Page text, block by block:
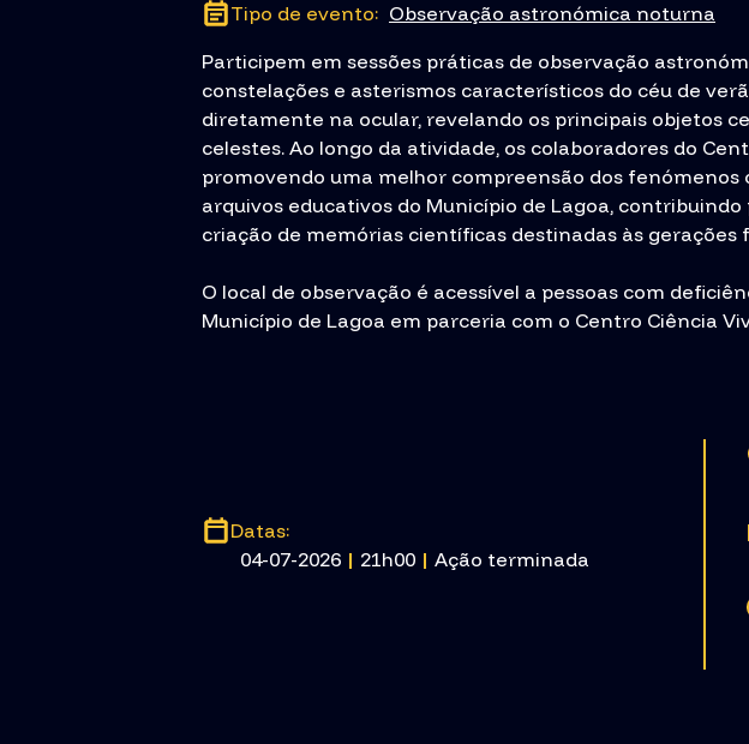
Tipo de evento: Observação astronómica noturna
Participem em sessões práticas de observação
constelações e asterismos característicos do céu de
diretamente na ocular, revelando os principais objetos
celestes. Ao longo da atividade, os colaboradores do
promovendo uma melhor compreensão dos fenómenos
arquivos educativos do Município de Lagoa,
criação de memórias científicas destinadas às gerações
O local de observação é acessível a pessoas com
Município de Lagoa em parceria com o Centro Ciência
Datas:
04-07-2026 | 21h00 | Ação terminada